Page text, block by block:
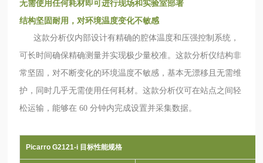
无需使用任何耗材即可进行现场和实验室部署
结构坚固耐用，对环境温度变化不敏感
这款分析仪内部设计有精确的腔体温度和压强控制系统，
可长时间确保精确测量并实现极少量校准。这款分析仪结构非
常坚固，对不断变化的环境温度不敏感，基本无漂移且无需维
护，同时几乎无需使用任何耗材。这款分析仪可在站点之间轻
松运输，能够在 60 分钟内完成设置并采集数据。
Picarro G2121-i 目标性能规格